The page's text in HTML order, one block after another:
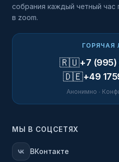
собрания каждый четный
в zoom.
ГОРЯЧАЯ
🇷🇺+7
🇩🇪+49
Анонимно ·
МЫ В СОЦСЕТЯХ
ВКонтакте